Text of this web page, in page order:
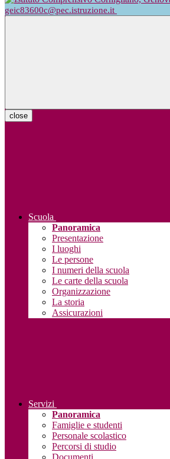
geic83600c@pec.istruzione.it
close
Scuola
Panoramica
Presentazione
I luoghi
Le persone
I numeri della scuola
Le carte della scuola
Organizzazione
La storia
Assicurazioni
Servizi
Panoramica
Famiglie e studenti
Personale scolastico
Percorsi di studio